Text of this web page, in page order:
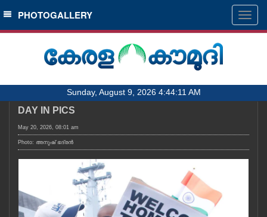
SECTIONS
HOME
NOTIFIED NEWS
KERALA
OBITUARY
PHOTOGALLERY
Sunday, August 9, 2026 4:44:11 AM
DAY IN PICS
May 20, 2026, 08:01 am
Photo: അനുഷ്‍ ഭദ്രൻ